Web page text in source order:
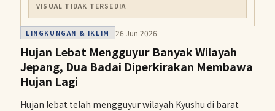
VISUAL TIDAK TERSEDIA
LINGKUNGAN & IKLIM 26 Jun 2026
Hujan Lebat Mengguyur Banyak Wilayah
Jepang, Dua Badai Diperkirakan Membawa
Hujan Lagi
Hujan lebat telah mengguyur wilayah Kyushu di barat